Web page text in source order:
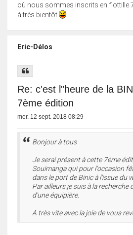
où nous sommes inscrits en flottille
à très bientôt
Eric-Délos
Re: c'est l"heure de la
7ème édition
mer. 12 sept. 2018 08:29
Bonjour à tous
Je serai présent à cette 7ème
Souimanga qui pour l'occasion
dans le port de Binic à l'issue du
Par ailleurs je suis à la recherche
d'une équipière.
A très vite avec la joie de vous